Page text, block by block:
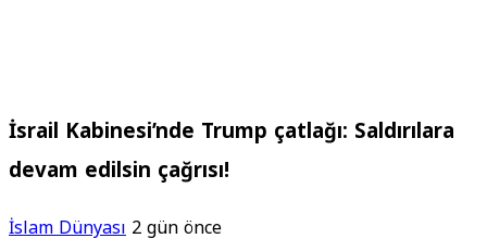
İsrail Kabinesi’nde Trump çatlağı: Saldırılara
devam edilsin çağrısı!
İslam Dünyası2 gün önce